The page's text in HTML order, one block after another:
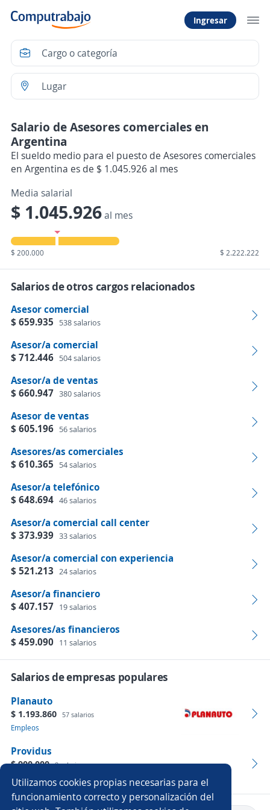
Utilizamos cookies propias necesarias para el
funcionamiento correcto y personalización del
Ingresar
Salario de Asesores comerciales en
Argentina
El sueldo medio para el puesto de Asesores comerciales
en Argentina es de $ 1.045.926 al mes
Media salarial
$ 1.045.926al mes
$ 200.000 $ 2.222.222
Salarios de otros cargos relacionados
Asesor comercial
$ 659.935
538 salarios
Asesor/a comercial
$ 712.446 504 salarios
Asesor/a de ventas
$ 660.947 380 salarios
Asesor de ventas
$ 605.196 56 salarios
Asesores/as comerciales
$ 610.365
54 salarios
Asesor/a telefónico
$ 648.694 46 salarios
Asesor/a comercial call center
$ 373.939 33 salarios
Asesor/a comercial con experiencia
$ 521.213 24 salarios
Asesor/a financiero
$ 407.157 19 salarios
Asesores/as financieros
$ 459.090 11 salarios
Salarios de empresas populares
Planauto
$ 1.193.860 57 salarios
Empleos
Providus
$ 900.000 8 salarios
Empleos